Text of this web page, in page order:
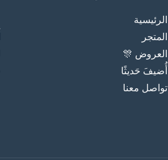
الرئيسية
المتجر
العروض 🎊
أُضيفَ حَديثًا
تواصل معنا